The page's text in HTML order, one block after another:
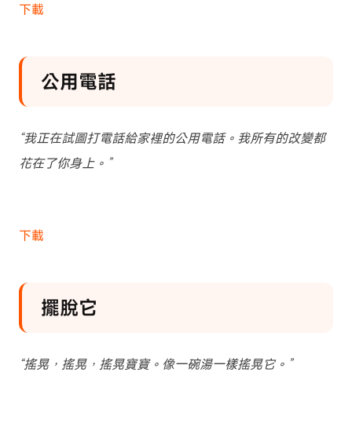
下載
公用電話
“我正在試圖打電話給家裡的公用電話。我所有的改變都
花在了你身上。”
下載
擺脫它
“搖晃，搖晃，搖晃寶寶。像一碗湯一樣搖晃它。”